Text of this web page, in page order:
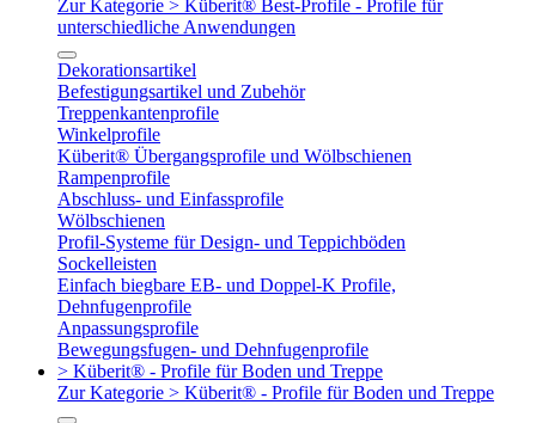
Zur Kategorie > Küberit® Best-Profile - Profile für
unterschiedliche Anwendungen
Dekorationsartikel
Befestigungsartikel und Zubehör
Treppenkantenprofile
Winkelprofile
Küberit® Übergangsprofile und Wölbschienen
Rampenprofile
Abschluss- und Einfassprofile
Wölbschienen
Profil-Systeme für Design- und Teppichböden
Sockelleisten
Einfach biegbare EB- und Doppel-K Profile,
Dehnfugenprofile
Anpassungsprofile
Bewegungsfugen- und Dehnfugenprofile
> Küberit® - Profile für Boden und Treppe
Zur Kategorie > Küberit® - Profile für Boden und Treppe